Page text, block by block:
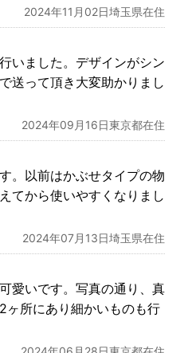
2024年11月02日埼玉県在住
いました。デザインがシン
送って頂き大変助かりまし
2024年09月16日東京都在住
。以前はかぶせタイプの物
てから使いやすくなりまし
2024年07月13日埼玉県在住
愛いです。写真の通り、真
ヶ所にあり細かいものも行